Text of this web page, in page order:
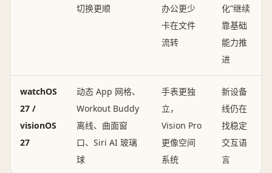
切换更顺
办公更少
卡在文件
流转
化”继续
靠基础
能力推
进
watchOS
27 /
visionOS
27
动态 App 网格、
Workout Buddy
离线、曲面窗
口、Siri AI 玻璃
球
手表更独
立，
Vision Pro
更像空间
系统
新设备
线仍在
找稳定
交互语
言